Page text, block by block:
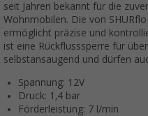
seit Jahren bekannt für die
Wohnmobilen. Die von
ermöglicht präzise und
ist eine Rückflusssperre für
selbstansaugend und dürfen
Spannung: 12V
Druck: 1,4 bar
Förderleistung: 7 l/min